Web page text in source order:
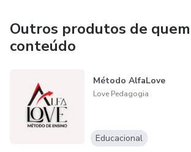
temas e enriquecem a compreensão dos
Sugestões de avaliação que vão além das
progresso dos alunos.
Dicas práticas para adaptação e
de acordo com a sua turma e contexto.
Outros produtos de
conteúdo
Método AlfaLove
Love Pedagogia
Educacional